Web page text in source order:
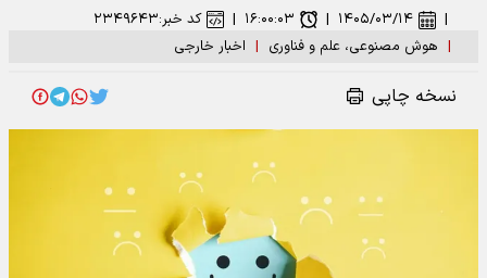
| هوش مصنوعی، علم و فناوری | اخبار خارجی
| ۱۴۰۵/۰۳/۱۴ | ۱۶:۰۰:۰۳ | کد خبر:۲۳۴۹۶۴۳
نسخه چاپی